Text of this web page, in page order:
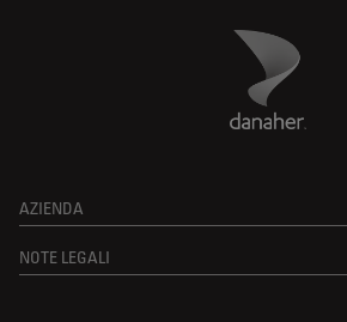
Danaher Logo
AZIENDA
NOTE LEGALI